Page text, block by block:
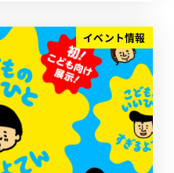
イベント情報